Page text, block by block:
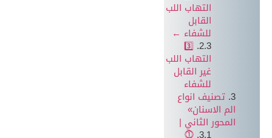
التهاب اللب
القابل
للشفاء ←
3️⃣
التهاب اللب
غير القابل
للشفاء
تصنيف انواع
الم الاسنان»
المحور الثاني |